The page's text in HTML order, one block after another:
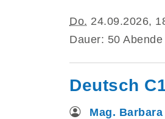
Do. 24.09.2026,
Dauer: 50
Deutsch
Mag.